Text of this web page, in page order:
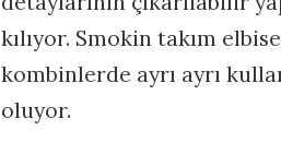
kılıyor. Smokin takım
kombinlerde ayrı ayrı
oluyor.